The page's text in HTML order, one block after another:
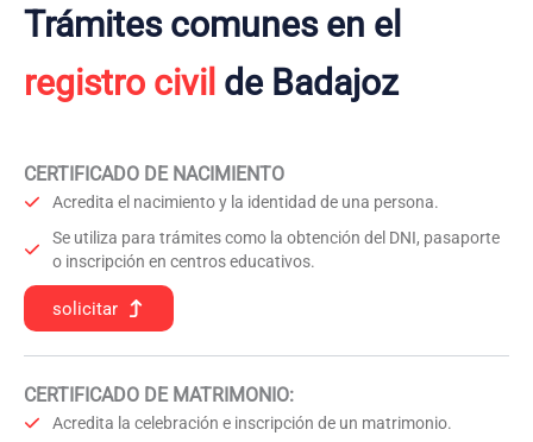
Trámites comunes en el
registro civil de Badajoz
CERTIFICADO DE NACIMIENTO
Acredita el nacimiento y la identidad de una persona.
Se utiliza para trámites como la obtención del DNI, pasaporte
o inscripción en centros educativos.
solicitar
CERTIFICADO DE MATRIMONIO:
Acredita la celebración e inscripción de un matrimonio.